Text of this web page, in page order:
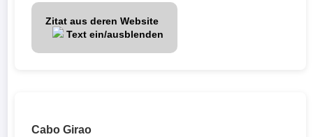
Zitat aus deren Website
Text ein/ausblenden
Cabo Girao